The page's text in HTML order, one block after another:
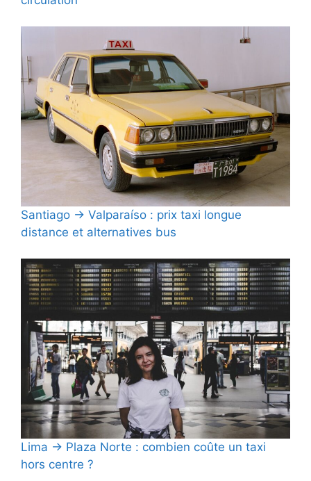
Santiago → Valparaíso : prix taxi longue
distance et alternatives bus
Lima → Plaza Norte : combien coûte un taxi
hors centre ?